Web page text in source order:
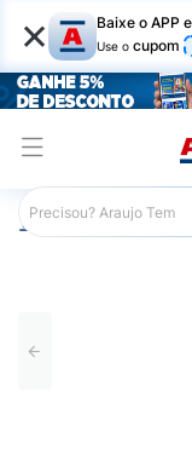
× Baixe o APP
Use o cupom
Araujo Cabelo